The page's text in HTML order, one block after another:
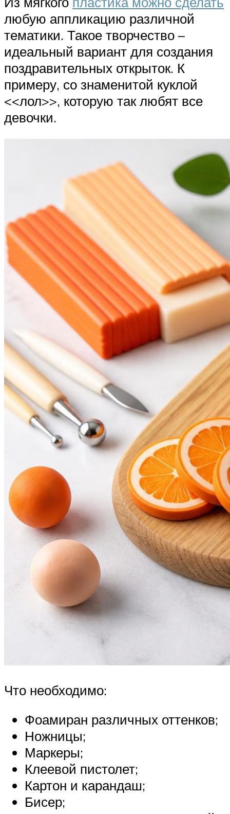
любую аппликацию различной
тематики. Такое творчество –
идеальный вариант для создания
поздравительных открыток. К
примеру, со знаменитой куклой
<<лол>>, которую так любят все
девочки.
Что необходимо:
Фоамиран различных оттенков;
Ножницы;
Маркеры;
Клеевой пистолет;
Картон и карандаш;
Бисер;